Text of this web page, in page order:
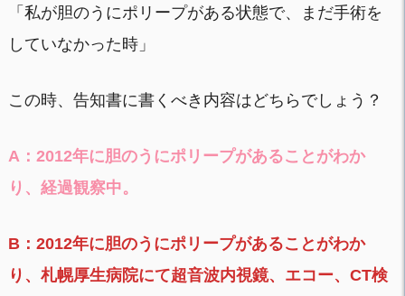
「私が胆のうにポリープがある状態で、まだ手術を
していなかった時」
この時、告知書に書くべき内容はどちらでしょう？
A：2012年に胆のうにポリープがあることがわか
り、経過観察中。
B：2012年に胆のうにポリープがあることがわか
り、札幌厚生病院にて超音波内視鏡、エコー、CT検